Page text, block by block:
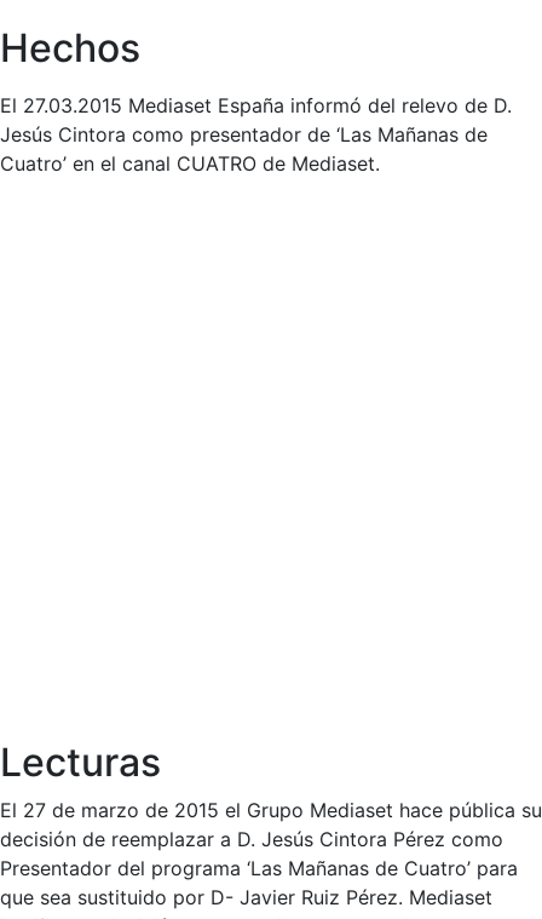
Hechos
El 27.03.2015 Mediaset España informó del relevo de D.
Jesús Cintora como presentador de ‘Las Mañanas de
Cuatro’ en el canal CUATRO de Mediaset.
Lecturas
El 27 de marzo de 2015 el Grupo Mediaset hace pública su
decisión de reemplazar a D. Jesús Cintora Pérez como
Presentador del programa ‘Las Mañanas de Cuatro’ para
que sea sustituido por D- Javier Ruiz Pérez. Mediaset